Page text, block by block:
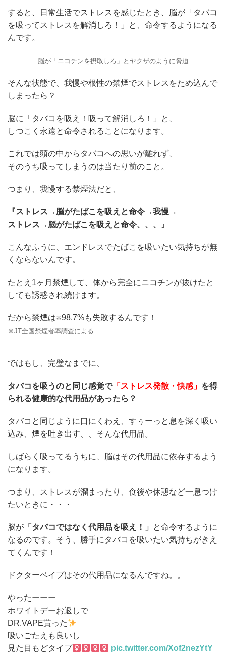
すると、日常生活でストレスを感じたとき、脳が「タバコ
を吸ってストレスを解消しろ！」と、命令するようになる
んです。
脳が「ニコチンを摂取しろ」とヤクザのように脅迫
そんな状態で、我慢や根性の禁煙でストレスをため込んで
しまったら？
脳に「タバコを吸え！吸って解消しろ！」と、
しつこく永遠と命令されることになります。
これでは頭の中からタバコへの思いが離れず、
そのうち吸ってしまうのは当たり前のこと。
つまり、我慢する禁煙法だと、
『ストレス→脳がたばこを吸えと命令→我慢→
ストレス→脳がたばこを吸えと命令、、、』
こんなふうに、エンドレスでたばこを吸いたい気持ちが無
くならないんです。
たとえ1ヶ月禁煙して、体から完全にニコチンが抜けたと
しても誘惑され続けます。
だから禁煙は※98.7%も失敗するんです！
※JT全国禁煙者率調査による
ではもし、完璧なまでに、
タバコを吸うのと同じ感覚で「ストレス発散・快感」 を得
られる健康的な代用品があったら？
タバコと同じように口にくわえ、すぅーっと息を深く吸い
込み、煙を吐き出す、、そんな代用品。
しばらく吸ってるうちに、脳はその代用品に依存するよう
になります。
つまり、ストレスが溜まったり、食後や休憩など一息つけ
たいときに・・・
脳が 「タバコではなく代用品を吸え！」
と命令するように
なるのです。そう、勝手にタバコを吸いたい気持ちがきえ
てくんです！
ドクターベイプはその代用品になるんですね。。
やったーーー
ホワイトデーお返しで
DR.VAPE貰った
吸いごたえも良いし
見た目もどタイプ‍
pic.twitter.com/Xof2nezYtY